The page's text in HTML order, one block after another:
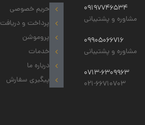
09197746534
مشاوره و پشتیبانی
09905066716
مشاوره و پشتیبانی
0713-6309963
021-66710703
حریم خصوصی
پرداخت و دریافت
پروموشن
خدمات
درباره ما
پیگیری سفارش